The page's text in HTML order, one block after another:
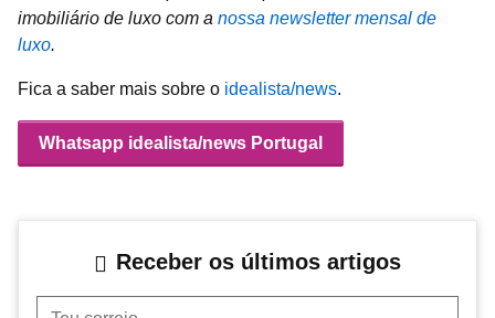
imobiliário de luxo com a nossa newsletter mensal de
luxo.
Fica a saber mais sobre o idealista/news.
Whatsapp idealista/news Portugal
Receber os últimos artigos
Teu correio